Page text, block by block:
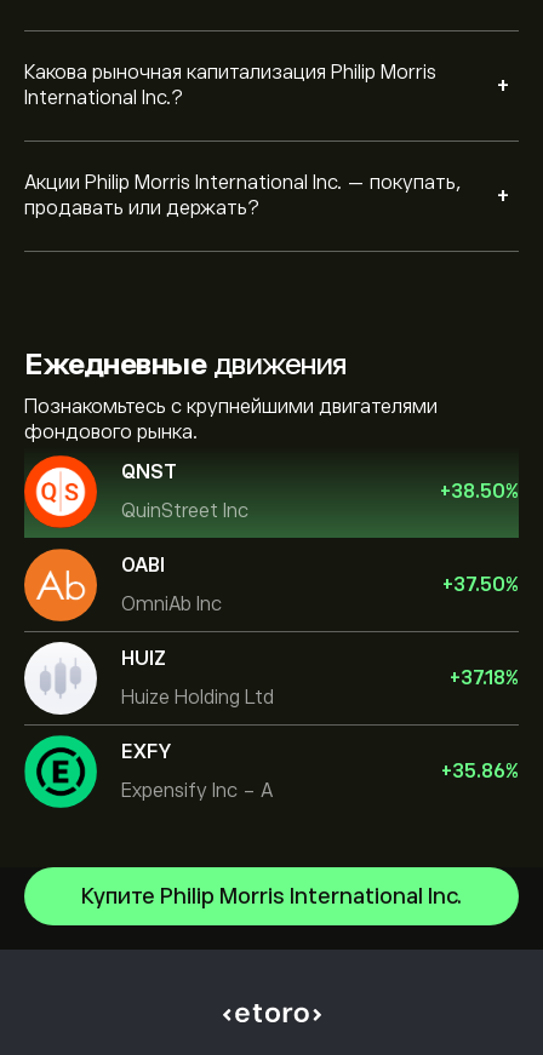
Какова рыночная капитализация Philip Morris
International Inc.?
+
Акции Philip Morris International Inc. — покупать,
продавать или держать?
+
Ежедневныедвижения
Познакомьтесь с крупнейшими двигателями
фондового рынка.
QNST
QuinStreet Inc
+38.50%
OABI
OmniAb Inc
+37.50%
HUIZ
Huize Holding Ltd
+37.18%
EXFY
Expensify Inc - A
+35.86%
Купите Philip Morris International Inc.
NVIDIA Corporation
Центр помощи
Как вывести средства
Как работает CopyTrading